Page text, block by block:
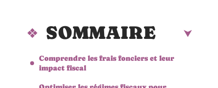
SOMMAIRE
Comprendre les frais fonciers et leur
impact fiscal